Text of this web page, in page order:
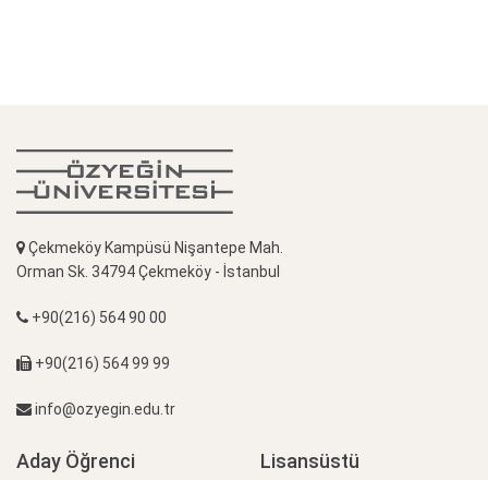
Çekmeköy Kampüsü Nişantepe Mah.
Orman Sk. 34794 Çekmeköy - İstanbul
+90(216) 564 90 00
+90(216) 564 99 99
info@ozyegin.edu.tr
Aday Öğrenci Lisansüstü